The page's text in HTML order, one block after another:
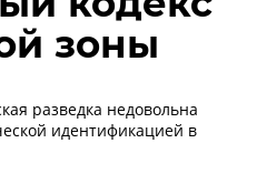
зоны
разведка недовольна
идентификацией в